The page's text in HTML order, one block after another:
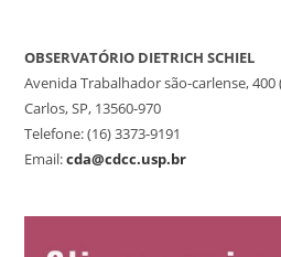
OBSERVATÓRIO DIETRICH SCHIEL
Avenida Trabalhador são-carlense, 400
Carlos, SP, 13560-970
Telefone: (16) 3373-9191
Email:cda@cdcc.usp.br